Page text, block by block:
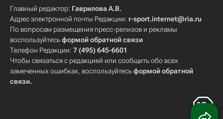
Главный редактор: Гаврилова А.В.
Адрес электронной почты Редакции: r-sport.internet@ria.ru
По вопросам размещения пресс-релизов и рекламы
воспользуйтесьформой обратной связи
Телефон Редакции: 7 (495) 645-6601
Чтобы связаться с редакцией или сообщить обо всех
замеченных ошибках, воспользуйтесьформой обратной
связи.